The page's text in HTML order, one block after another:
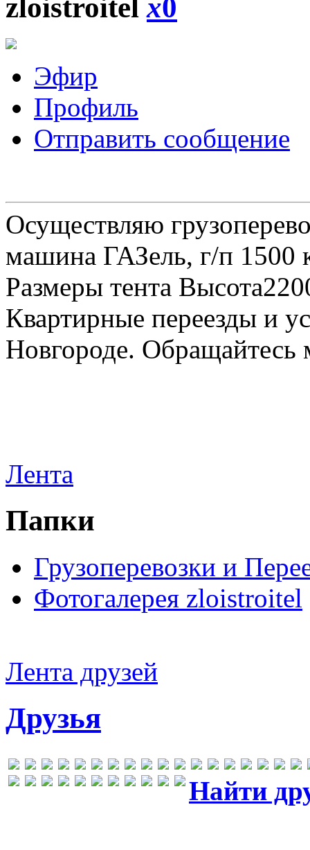
zloistroitelx0
Эфир
Профиль
Отправить сообщение
Осуществляю
машина ГАЗель, г/п 1500
Размеры тента
Квартирные переезды и
Новгороде.
Лента
Папки
Грузоперевозки и
Фотогалерея zloistroitel
Лента друзей
Друзья
Найти